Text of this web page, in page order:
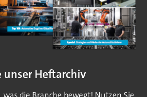
unser Heftarchiv